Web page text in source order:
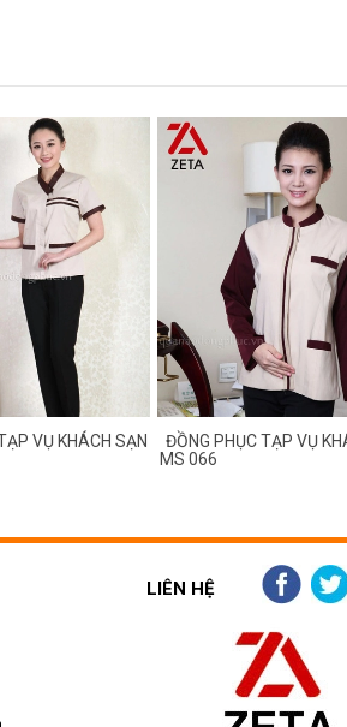
VỤ KHÁCH SẠN
ĐỒNG PHỤC TẠP VỤ
MS 066
LIÊN HỆ